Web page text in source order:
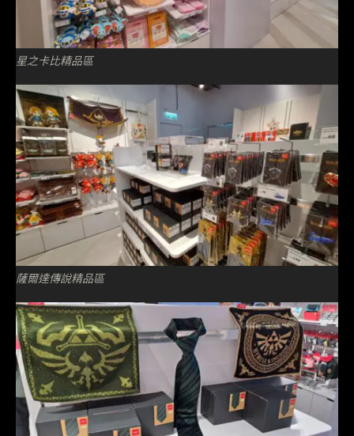
星之卡比精品區
薩爾達傳說精品區